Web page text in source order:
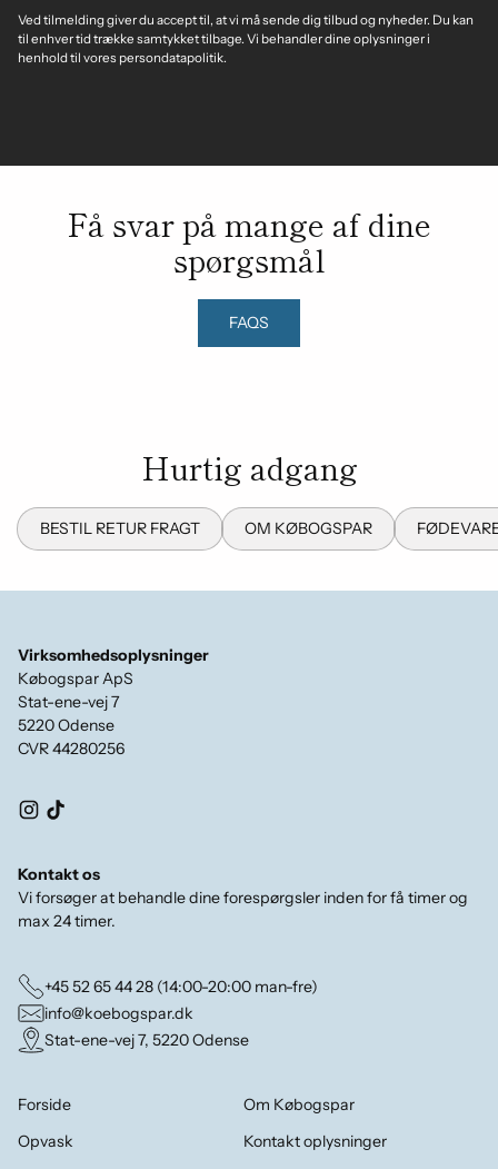
Ved tilmelding giver du accept til, at vi må sende dig tilbud og nyheder. Du kan
til enhver tid trække samtykket tilbage. Vi behandler dine oplysninger i
henhold til vores persondatapolitik.
Få svar på mange af dine
spørgsmål
FAQS
Hurtig adgang
BESTIL RETUR FRAGT OM KØBOGSPAR
Virksomhedsoplysninger
Købogspar ApS
Stat-ene-vej 7
5220 Odense
CVR 44280256
Kontakt os
Vi forsøger at behandle dine forespørgsler inden for få timer og
max 24 timer.
+45 52 65 44 28 (14:00-20:00 man-fre)
info@koebogspar.dk
Stat-ene-vej 7, 5220 Odense
Forside
Opvask
Om Købogspar
Kontakt oplysninger